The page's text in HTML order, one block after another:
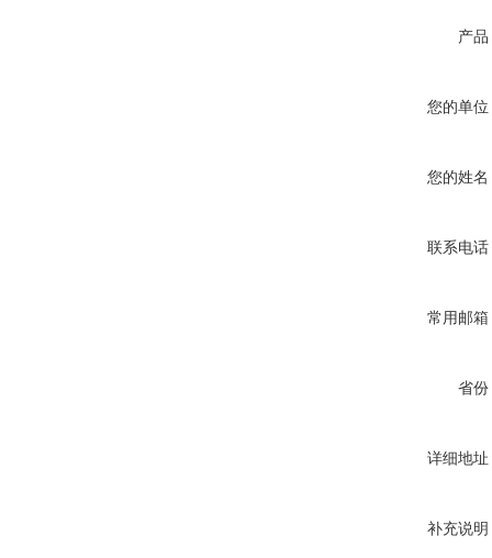
产品
您的单位
您的姓名
联系电话
常用邮箱
省份
详细地址
补充说明